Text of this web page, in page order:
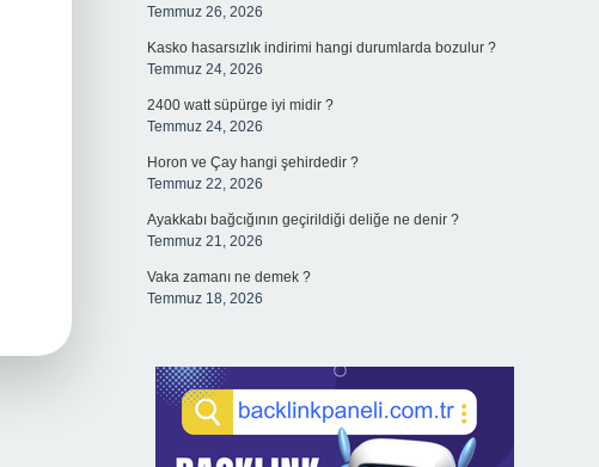
Temmuz 26, 2026
Kasko hasarsızlık indirimi hangi durumlarda bozulur ?
Temmuz 24, 2026
2400 watt süpürge iyi midir ?
Temmuz 24, 2026
Horon ve Çay hangi şehirdedir ?
Temmuz 22, 2026
Ayakkabı bağcığının geçirildiği deliğe ne denir ?
Temmuz 21, 2026
Vaka zamanı ne demek ?
Temmuz 18, 2026